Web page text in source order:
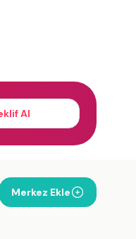
Al
Merkez Ekle